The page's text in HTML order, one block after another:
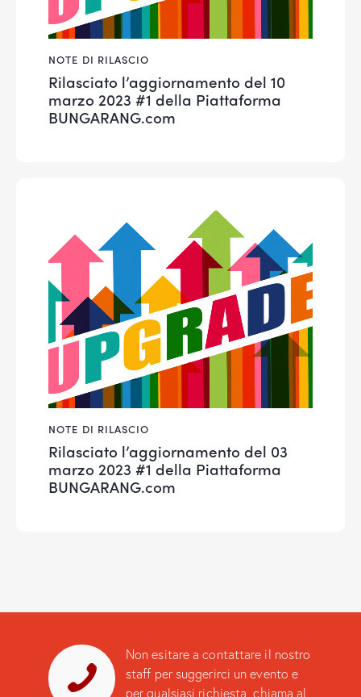
NOTE DI RILASCIO
Rilasciato l’aggiornamento del 10
marzo 2023 #1 della Piattaforma
BUNGARANG.com
NOTE DI RILASCIO
Rilasciato l’aggiornamento del 03
marzo 2023 #1 della Piattaforma
BUNGARANG.com
Non esitare a contattare il nostro
staff per suggerirci un evento e
per qualsiasi richiesta, chiama al